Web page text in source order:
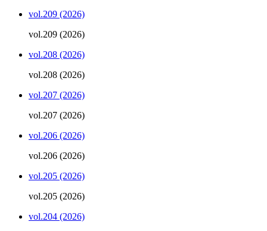
vol.209 (2026)
vol.209 (2026)
vol.208 (2026)
vol.208 (2026)
vol.207 (2026)
vol.207 (2026)
vol.206 (2026)
vol.206 (2026)
vol.205 (2026)
vol.205 (2026)
vol.204 (2026)